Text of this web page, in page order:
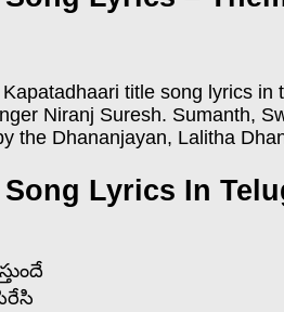
title song lyrics
Niranj Suresh. Sumanth,
the Dhananjayan, Lalitha
Lyrics In